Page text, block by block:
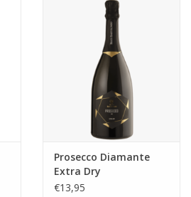
Prosecco Diamante
Extra Dry
€13,95